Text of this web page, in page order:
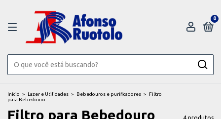
0
Início > Lazer e Utilidades > Bebedouros e purificadores >
Filtro
para Bebedouro
Filtro para Bebedouro